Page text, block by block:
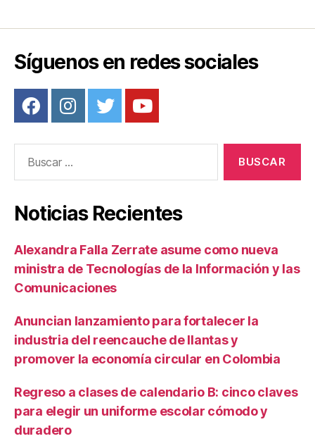
Síguenos en redes sociales
Noticias Recientes
Alexandra Falla Zerrate asume como nueva
ministra de Tecnologías de la Información y las
Comunicaciones
Anuncian lanzamiento para fortalecer la
industria del reencauche de llantas y
promover la economía circular en Colombia
Regreso a clases de calendario B: cinco claves
para elegir un uniforme escolar cómodo y
duradero